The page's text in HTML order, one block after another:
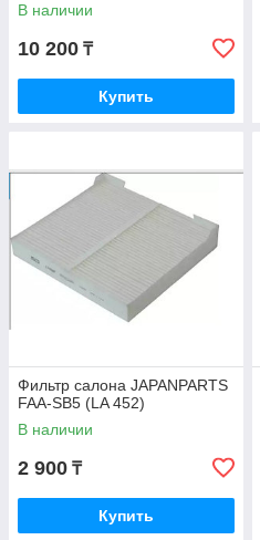
В наличии
10 200 ₸
Купить
Фильтр салона JAPANPARTS
FAA-SB5 (LA 452)
В наличии
2 900 ₸
Купить